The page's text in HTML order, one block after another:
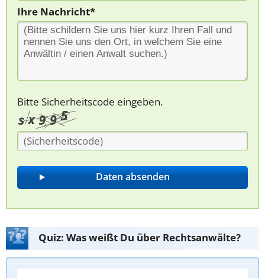
Ihre Nachricht*
Bitte Sicherheitscode eingeben.
Quiz: Was weißt Du über Rechtsanwälte?